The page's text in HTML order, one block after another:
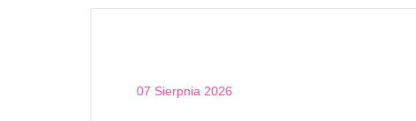
07 Sierpnia 2026